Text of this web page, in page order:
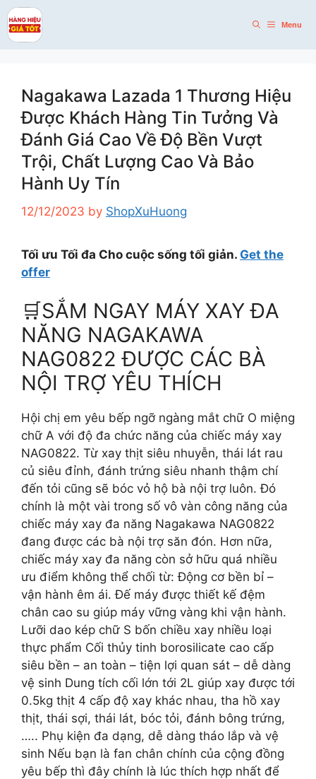
Skip
to
content
Menu
Nagakawa Lazada 1 Thương Hiệu
Được Khách Hàng Tin Tưởng Và
Đánh Giá Cao Về Độ Bền Vượt
Trội, Chất Lượng Cao Và Bảo
Hành Uy Tín
12/12/2023 by ShopXuHuong
Tối ưu Tối đa Cho cuộc sống tối giản. Get the
offer
🛒SẮM NGAY MÁY XAY ĐA
NĂNG NAGAKAWA
NAG0822 ĐƯỢC CÁC BÀ
NỘI TRỢ YÊU THÍCH
Hội chị em yêu bếp ngỡ ngàng mắt chữ O miệng
chữ A với độ đa chức năng của chiếc máy xay
NAG0822. Từ xay thịt siêu nhuyễn, thái lát rau
củ siêu đỉnh, đánh trứng siêu nhanh thậm chí
đến tỏi cũng sẽ bóc vỏ hộ bà nội trợ luôn. Đó
chính là một vài trong số vô vàn công năng của
chiếc máy xay đa năng Nagakawa NAG0822
đang được các bà nội trợ săn đón. Hơn nữa,
chiếc máy xay đa năng còn sở hữu quá nhiều
ưu điểm không thể chối từ: Động cơ bền bỉ –
vận hành êm ái. Đế máy được thiết kế đệm
chân cao su giúp máy vững vàng khi vận hành.
Lưỡi dao kép chữ S bốn chiều xay nhiều loại
thực phẩm Cối thủy tinh borosilicate cao cấp
siêu bền – an toàn – tiện lợi quan sát – dễ dàng
vệ sinh Dung tích cối lớn tới 2L giúp xay được tới
0.5kg thịt 4 cấp độ xay khác nhau, tha hồ xay
thịt, thái sợi, thái lát, bóc tỏi, đánh bông trứng,
….. Phụ kiện đa dạng, dễ dàng tháo lắp và vệ
sinh Nếu bạn là fan chân chính của cộng đồng
yêu bếp thì đây chính là lúc thích hợp nhất để